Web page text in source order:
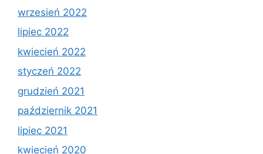
wrzesień 2022
lipiec 2022
kwiecień 2022
styczeń 2022
grudzień 2021
październik 2021
lipiec 2021
kwiecień 2020